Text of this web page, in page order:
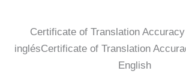
Certificate of Translation
inglésCertificate of Translation
English